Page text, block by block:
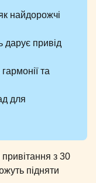
найдорожчі
дарує привід
та
для
з 30
підняти